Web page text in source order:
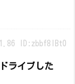
ID:zbbf8lBt0
ライブした